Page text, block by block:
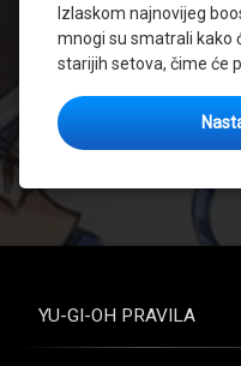
Izlaskom najnovijeg
mnogi su smatrali kako
starijih setova, čime će
Traptrix
Trishula
YU-GI-OH PRAVILA